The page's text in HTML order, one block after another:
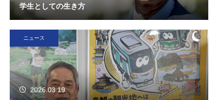
学生としての生き方
ニュース
2026.03.19